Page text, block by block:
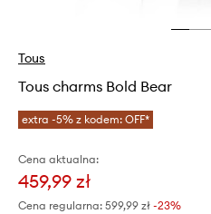
Tous
Tous charms Bold Bear
extra -5% z kodem: OFF*
Cena aktualna:
459,99 zł
Cena regularna: 599,99 zł -23%